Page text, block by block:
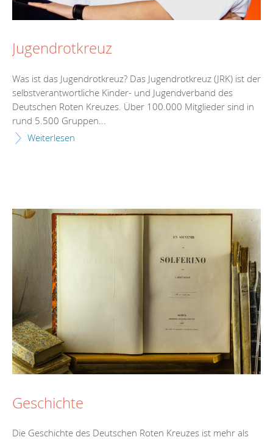
Jugendrotkreuz
Was ist das Jugendrotkreuz? Das Jugendrotkreuz (JRK) ist der
selbstverantwortliche Kinder- und Jugendverband des
Deutschen Roten Kreuzes. Über 100.000 Mitglieder sind in
rund 5.500 Gruppen...
Weiterlesen
Geschichte
Die Geschichte des Deutschen Roten Kreuzes ist mehr als